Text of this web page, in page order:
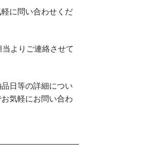
に問い合わせくだ
よりご連絡させて
日等の詳細につい
気軽にお問い合わ